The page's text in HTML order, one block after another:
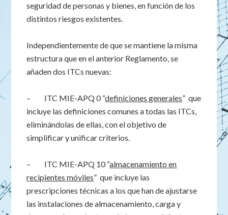
seguridad de personas y bienes, en función de los
distintos riesgos existentes.
Independientemente de que se mantiene la misma
estructura que en el anterior Reglamento, se
añaden dos ITCs nuevas:
– ITC MIE-APQ 0 “definiciones generales” que
incluye las definiciones comunes a todas las ITCs,
eliminándolas de ellas, con el objetivo de
simplificar y unificar criterios.
– ITC MIE-APQ 10 “almacenamiento en
recipientes móviles” que incluye las
prescripciones técnicas a los que han de ajustarse
las instalaciones de almacenamiento, carga y